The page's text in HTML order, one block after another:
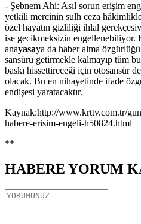
- Şebnem Ahi: Asıl sorun erişim
yetkili mercinin sulh ceza
özel hayatın gizliliği ihlal
ise gecikmeksizin engellenebiliyor.
anayasaya da haber alma özgürlüğü
sansürü getirmekle kalmayıp tüm
baskı hissettireceği için otosansür
olacak. Bu en nihayetinde ifade
endişesi yaratacaktır.
Kaynak:http://www.krttv.com.tr/
habere-erisim-engeli-h50824.html
**
HABERE YORUM